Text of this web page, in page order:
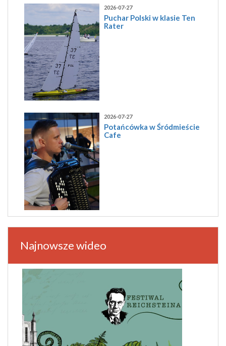
2026-07-27
Puchar Polski w klasie Ten
Rater
2026-07-27
Potańcówka w Śródmieście
Cafe
Najnowsze wideo